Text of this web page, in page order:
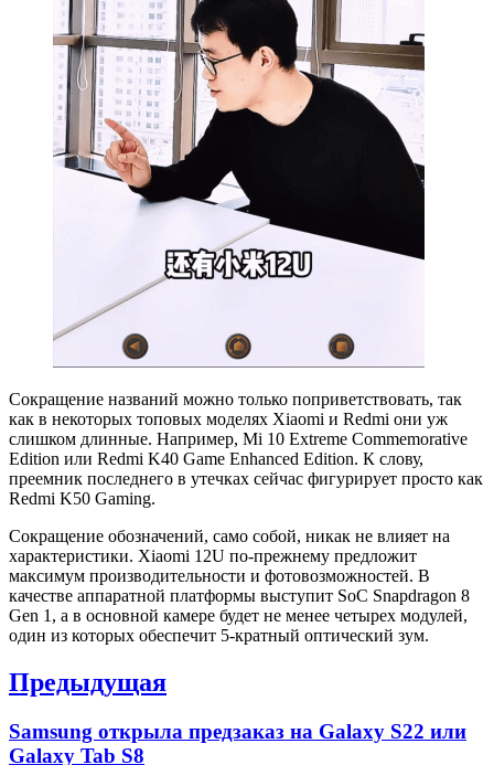
Сокращение названий можно только поприветствовать, так
как в некоторых топовых моделях Xiaomi и Redmi они уж
слишком длинные. Например, Mi 10 Extreme Commemorative
Edition или Redmi K40 Game Enhanced Edition. К слову,
преемник последнего в утечках сейчас фигурирует просто как
Redmi K50 Gaming.
Сокращение обозначений, само собой, никак не влияет на
характеристики. Xiaomi 12U по-прежнему предложит
максимум производительности и фотовозможностей. В
качестве аппаратной платформы выступит SoC Snapdragon 8
Gen 1, а в основной камере будет не менее четырех модулей,
один из которых обеспечит 5-кратный оптический зум.
Навигация
записям
Предыдущая
Previous
post:
Samsung открыла предзаказ на Galaxy S22 или
Galaxy Tab S8